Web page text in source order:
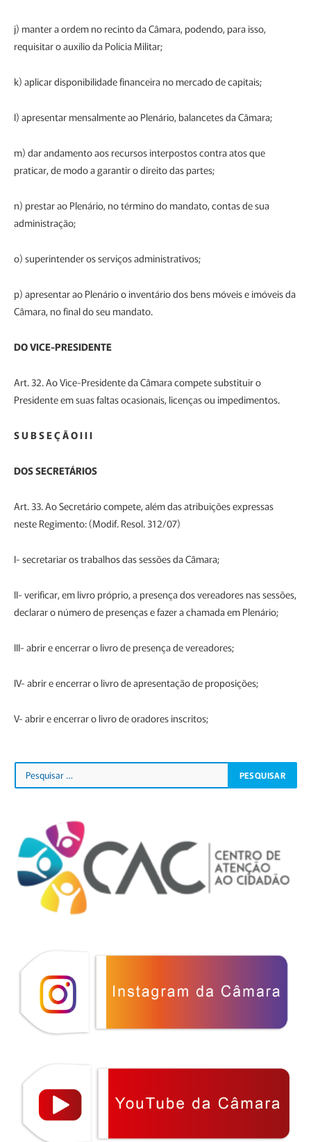
j) manter a ordem no recinto da Câmara, podendo, para isso,
requisitar o auxílio da Polícia Militar;
k) aplicar disponibilidade financeira no mercado de capitais;
l) apresentar mensalmente ao Plenário, balancetes da Câmara;
m) dar andamento aos recursos interpostos contra atos que
praticar, de modo a garantir o direito das partes;
n) prestar ao Plenário, no término do mandato, contas de sua
administração;
o) superintender os serviços administrativos;
p) apresentar ao Plenário o inventário dos bens móveis e imóveis da
Câmara, no final do seu mandato.
DO VICE-PRESIDENTE
Art. 32. Ao Vice-Presidente da Câmara compete substituir o
Presidente em suas faltas ocasionais, licenças ou impedimentos.
S U B S E Ç Ã O I I I
DOS SECRETÁRIOS
Art. 33. Ao Secretário compete, além das atribuições expressas
neste Regimento: (Modif. Resol. 312/07)
I- secretariar os trabalhos das sessões da Câmara;
II- verificar, em livro próprio, a presença dos vereadores nas sessões,
declarar o número de presenças e fazer a chamada em Plenário;
III- abrir e encerrar o livro de presença de vereadores;
IV- abrir e encerrar o livro de apresentação de proposições;
V- abrir e encerrar o livro de oradores inscritos;